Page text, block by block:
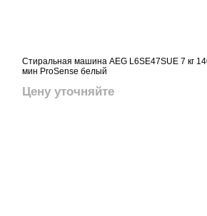
Стиральная машина AEG L6SE47SUE 7 кг
мин ProSense белый
Цену уточняйте